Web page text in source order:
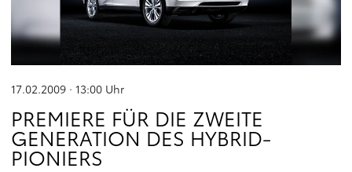
17.02.2009 · 13:00 Uhr
PREMIERE FÜR DIE ZWEITE
GENERATION DES HYBRID-
PIONIERS